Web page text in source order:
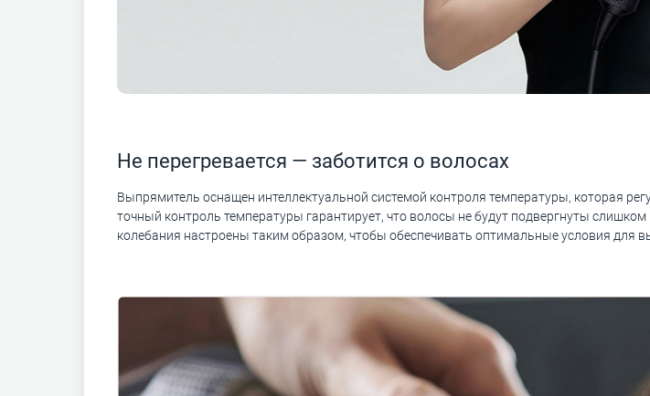
Не перегревается — заботится о волосах
Выпрямитель оснащен интеллектуальной системой контроля температуры, которая
точный контроль температуры гарантирует, что волосы не будут подвергнуты
колебания настроены таким образом, чтобы обеспечивать оптимальные условия для